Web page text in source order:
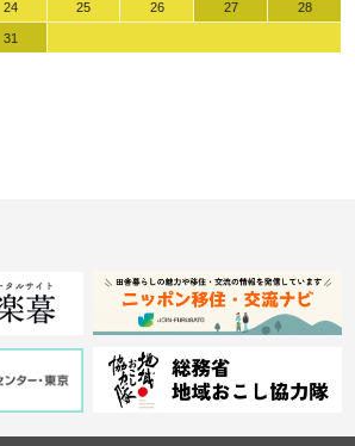
24 25 26 27 28
31